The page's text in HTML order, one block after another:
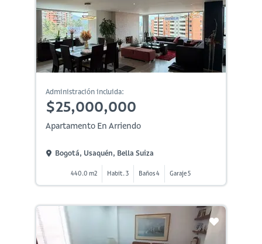
Administración incluida:
$25,000,000
Apartamento En Arriendo
Bogotá, Usaquén, Bella Suiza
440.0 m2 Habit. 3 Baños 4 Garaje 5